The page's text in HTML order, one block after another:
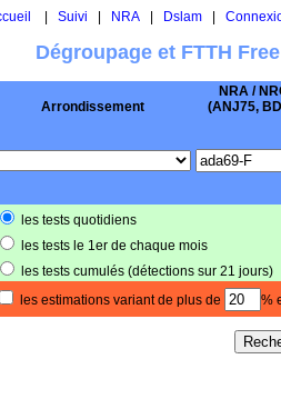
Suivi NRA| Dslam|
Dégroupage et FTTH
Arrondissement
NRA /
(ANJ75,
les tests quotidiens
les tests le 1er de chaque mois
les tests cumulés (détections sur 21 jours)
les estimations variant de plus de %